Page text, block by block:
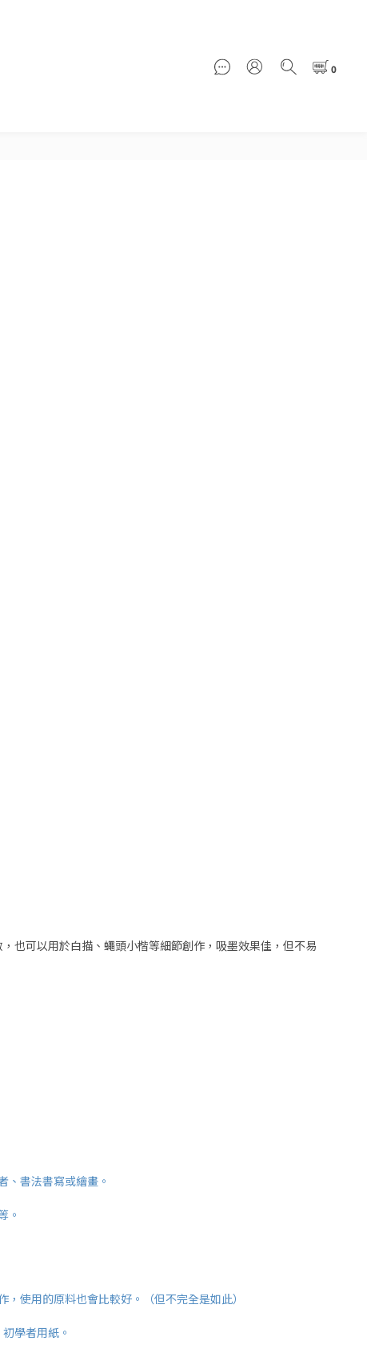
也可以用於白描、蠅頭小楷等細節創作，吸墨效果佳，但不易
、書法書寫或繪畫。
。
使用的原料也會比較好。（但不完全是如此）
學者用紙。